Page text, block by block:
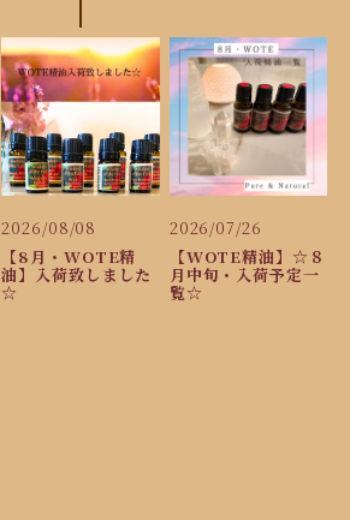
2026/08/08
【8月・WOTE精
油】入荷致しました
☆
2026/07/26
【WOTE精油】☆８
月中旬・入荷予定一
覧☆